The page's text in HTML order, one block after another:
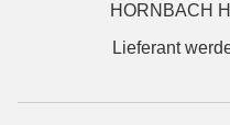
HORNBACH
Lieferant